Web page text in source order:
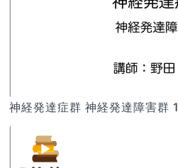
神経発達症群 神経発達障害群 1